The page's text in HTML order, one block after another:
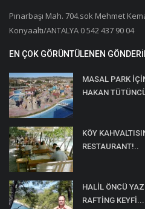
Pınarbaşı Mah. 704.sok Mehmet
Konyaaltı/ANTALYA 0 542 437 90 04
EN ÇOK GÖRÜNTÜLENEN
MASAL PARK
HAKAN
KÖY
RESTAURANT!..
HALİL ÖNCÜ
RAFTİNG KEYFİ...